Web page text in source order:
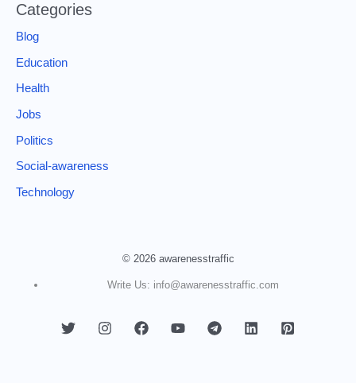
Categories
Blog
Education
Health
Jobs
Politics
Social-awareness
Technology
© 2026 awarenesstraffic
Write Us: info@awarenesstraffic.com